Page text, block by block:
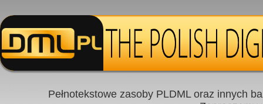
Pełnotekstowe zasoby PLDML oraz innych